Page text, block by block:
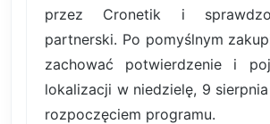
przez Cronetik i
partnerski. Po pomyślnym
zachować potwierdzenie i
lokalizacji w niedzielę, 9
rozpoczęciem programu.